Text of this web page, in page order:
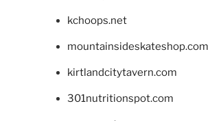
kchoops.net
mountainsideskateshop.com
kirtlandcitytavern.com
301nutritionspot.com